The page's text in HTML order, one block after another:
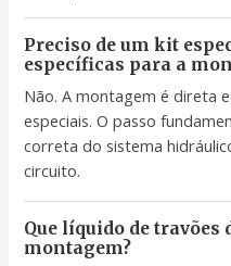
Preciso de um kit
específicas para a
Não. A montagem é direta
especiais. O passo
correta do sistema
circuito.
Que líquido de travões
montagem?